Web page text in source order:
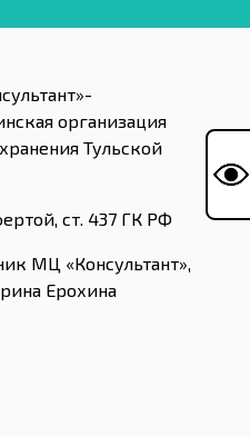
организация
Тульской
ст. 437 ГК РФ
МЦ «Консультант»,
Ерохина